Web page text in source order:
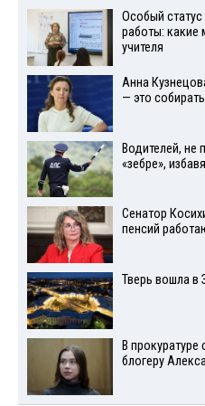
Особый статус
работы: какие
учителя
Анна
— это
Водителей, не
«зебре»,
Сенатор
пенсий
Тверь вошла в
В
блогеру